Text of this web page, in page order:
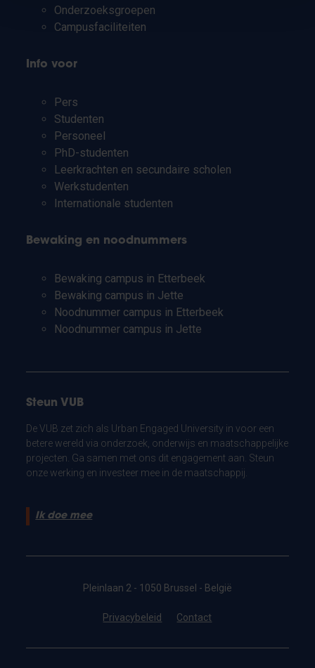
Onderzoeksgroepen
Campusfaciliteiten
Info voor
Pers
Studenten
Personeel
PhD-studenten
Leerkrachten en secundaire scholen
Werkstudenten
Internationale studenten
Bewaking en noodnummers
Bewaking campus in Etterbeek
Bewaking campus in Jette
Noodnummer campus in Etterbeek
Noodnummer campus in Jette
Steun VUB
De VUB zet zich als Urban Engaged University in voor een
betere wereld via onderzoek, onderwijs en maatschappelijke
projecten. Ga samen met ons dit engagement aan. Steun
onze werking en investeer mee in de maatschappij.
Ik doe mee
Pleinlaan 2 - 1050 Brussel - België
Privacybeleid Contact